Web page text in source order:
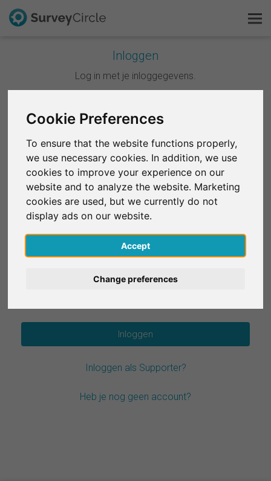
Cookie Preferences
To ensure that the website functions properly,
we use necessary cookies. In addition, we use
cookies to improve your experience on our
website and to analyze the website. Marketing
cookies are used, but we currently do not
display ads on our website.
Accept
Change preferences
Inloggen
Log in met je inloggegevens.
Doorgaan met Google
Doorgaan met Facebook
OF
E-mail*
Wachtwoord*
Inloggen als Supporter?
Heb je nog geen account?
Dit is SurveyCircle
FAQ
Gratis registreren
Inloggen
English
Deutsch
Italiano